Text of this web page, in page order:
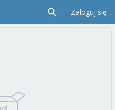
Zaloguj się